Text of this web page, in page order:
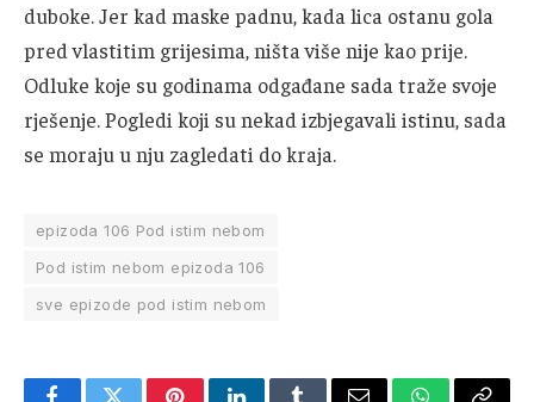
duboke. Jer kad maske padnu, kada lica ostanu gola
pred vlastitim grijesima, ništa više nije kao prije.
Odluke koje su godinama odgađane sada traže svoje
rješenje. Pogledi koji su nekad izbjegavali istinu, sada
se moraju u nju zagledati do kraja.
epizoda 106 Pod istim nebom
Pod istim nebom epizoda 106
sve epizode pod istim nebom